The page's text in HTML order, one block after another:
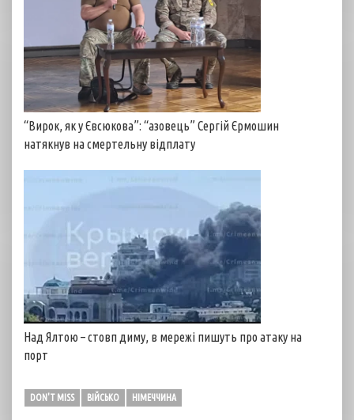
“Вирок, як у Євсюкова”: “азовець” Сергій Єрмошин
натякнув на смертельну відплату
Над Ялтою – стовп диму, в мережі пишуть про атаку на
порт
DON'T MISS ВІЙСЬКО НІМЕЧЧИНА